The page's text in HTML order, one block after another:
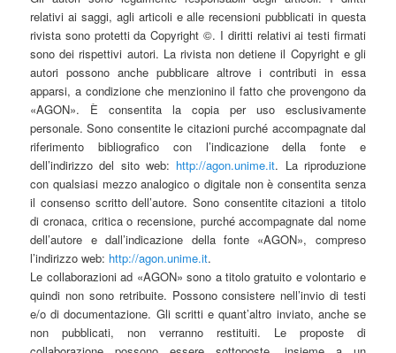
relativi ai saggi, agli articoli e alle recensioni pubblicati in questa
rivista sono protetti da Copyright ©. I diritti relativi ai testi firmati
sono dei rispettivi autori. La rivista non detiene il Copyright e gli
autori possono anche pubblicare altrove i contributi in essa
apparsi, a condizione che menzionino il fatto che provengono da
«AGON». È consentita la copia per uso esclusivamente
personale. Sono consentite le citazioni purché accompagnate dal
riferimento bibliografico con l’indicazione della fonte e
dell’indirizzo del sito web: http://agon.unime.it. La riproduzione
con qualsiasi mezzo analogico o digitale non è consentita senza
il consenso scritto dell’autore. Sono consentite citazioni a titolo
di cronaca, critica o recensione, purché accompagnate dal nome
dell’autore e dall’indicazione della fonte «AGON», compreso
l’indirizzo web: http://agon.unime.it.
Le collaborazioni ad «AGON» sono a titolo gratuito e volontario e
quindi non sono retribuite. Possono consistere nell’invio di testi
e/o di documentazione. Gli scritti e quant’altro inviato, anche se
non pubblicati, non verranno restituiti. Le proposte di